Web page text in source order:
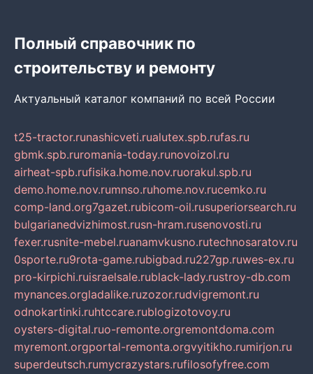
Полный справочник по
строительству и ремонту
Актуальный каталог компаний по всей России
t25-tractor.runashicveti.rualutex.spb.rufas.ru
gbmk.spb.ruromania-today.runovoizol.ru
airheat-spb.rufisika.home.nov.ruorakul.spb.ru
demo.home.nov.rumnso.ruhome.nov.rucemko.ru
comp-land.org7gazet.rubicom-oil.rusuperiorsearch.ru
bulgarianedvizhimost.rusn-hram.rusenovosti.ru
fexer.rusnite-mebel.ruanamvkusno.rutechnosaratov.ru
0sporte.ru9rota-game.rubigbad.ru227gp.ruwes-ex.ru
pro-kirpichi.ruisraelsale.rublack-lady.rustroy-db.com
mynances.orgladalike.ruzozor.rudvigremont.ru
odnokartinki.ruhtccare.rublogizotovoy.ru
oysters-digital.ruo-remonte.orgremontdoma.com
myremont.orgportal-remonta.orgvyitikho.rumirjon.ru
superdeutsch.rumycrazystars.rufilosofyfree.com